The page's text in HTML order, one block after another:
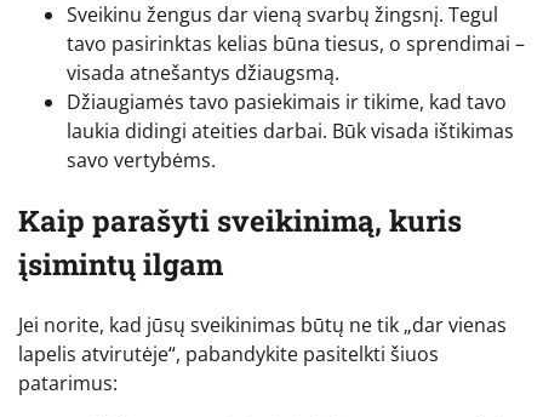
Sveikinu žengus dar vieną svarbų žingsnį. Tegul
tavo pasirinktas kelias būna tiesus, o sprendimai –
visada atnešantys džiaugsmą.
Džiaugiamės tavo pasiekimais ir tikime, kad tavo
laukia didingi ateities darbai. Būk visada ištikimas
savo vertybėms.
Kaip parašyti sveikinimą, kuris
įsimintų ilgam
Jei norite, kad jūsų sveikinimas būtų ne tik „dar vienas
lapelis atvirutėje“, pabandykite pasitelkti šiuos
patarimus: